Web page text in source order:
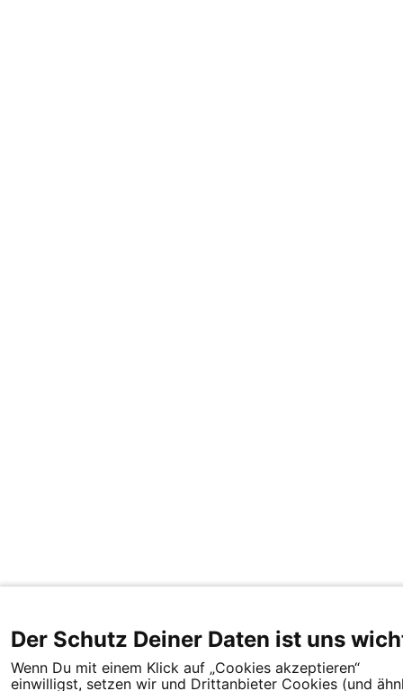
Der Schutz Deiner Daten ist uns
Wenn Du mit einem Klick auf „Cookies akzeptieren“
einwilligst, setzen wir und Drittanbieter Cookies (und